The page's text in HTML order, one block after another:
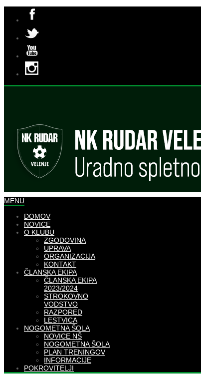
MENU
DOMOV
NOVICE
O KLUBU
ZGODOVINA
UPRAVA
ORGANIZACIJA
KONTAKT
ČLANSKA EKIPA
ČLANSKA EKIPA
2023/2024
STROKOVNO
VODSTVO
RAZPORED
LESTVICA
NOGOMETNA ŠOLA
NOVICE NŠ
NOGOMETNA ŠOLA
PLAN TRENINGOV
INFORMACIJE
POKROVITELJI